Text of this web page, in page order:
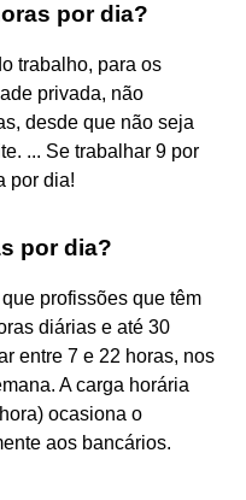
por dia?
trabalho, para os
privada, não
desde que não seja
... Se trabalhar 9 por
por dia!
por dia?
profissões que têm
diárias e até 30
entre 7 e 22 horas, nos
A carga horária
ocasiona o
aos bancários.